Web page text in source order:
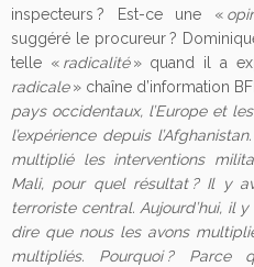
inspecteurs ? Est-ce une «
suggéré le procureur ?
telle « radicalité» quand il a
radicale» chaîne d’information
pays occidentaux, l’Europe et
l’expérience depuis
multiplié les interventions
Mali, pour quel résultat ? Il y
terroriste central. Aujourd’hui, il y
dire que nous les avons
multipliés. Pourquoi ? Parce